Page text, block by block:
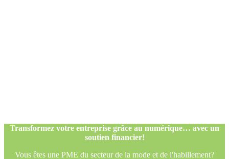
Transformez votre entreprise grâce au numérique… avec un
soutien financier!
Vous êtes une PME du secteur de la mode et de l'habillement?